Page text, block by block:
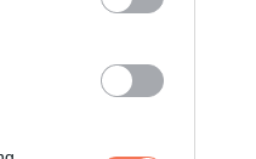
sétálni.
ezt